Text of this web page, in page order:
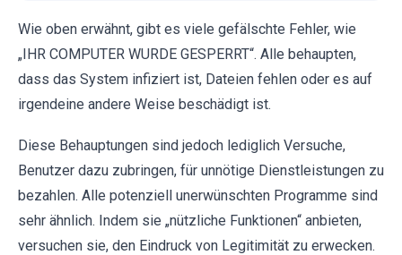
Wie oben erwähnt, gibt es viele gefälschte Fehler, wie
„IHR COMPUTER WURDE GESPERRT“. Alle behaupten,
dass das System infiziert ist, Dateien fehlen oder es auf
irgendeine andere Weise beschädigt ist.
Diese Behauptungen sind jedoch lediglich Versuche,
Benutzer dazu zubringen, für unnötige Dienstleistungen zu
bezahlen. Alle potenziell unerwünschten Programme sind
sehr ähnlich. Indem sie „nützliche Funktionen“ anbieten,
versuchen sie, den Eindruck von Legitimität zu erwecken.